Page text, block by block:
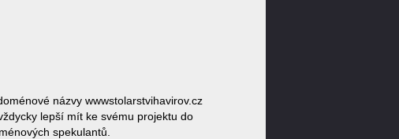
názvy wwwstolarstvihavirov.cz
lepší mít ke svému projektu do
spekulantů.